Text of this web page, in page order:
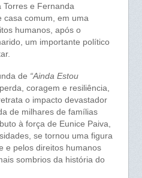
Torres e Fernanda
casa comum, em uma
humanos, após o
um importante político
de “Ainda Estou
coragem e resiliência,
o impacto devastador
de milhares de famílias
à força de Eunice Paiva,
se tornou uma figura
e pelos direitos humanos
sombrios da história do